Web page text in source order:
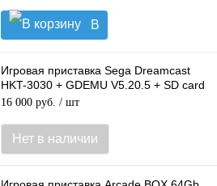
В
корзину
Игровая приставка Sega Dreamcast
HKT-3030 + GDEMU V5.20.5 + SD card
128Gb (Б/У)
16 000 руб. / шт
Нет в наличии